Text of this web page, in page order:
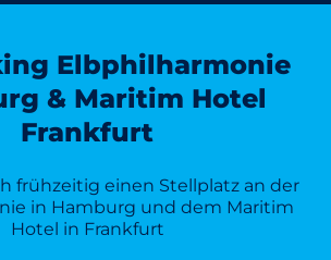
Elbphilharmonie
& Maritim Hotel
Frankfurt
frühzeitig einen Stellplatz an der
in Hamburg und dem Maritim
Hotel in Frankfurt